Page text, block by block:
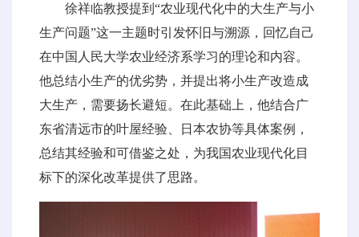
徐祥临教授提到“农业现代化中的大生产与小
生产问题”这一主题时引发怀旧与溯源，回忆自己
在中国人民大学农业经济系学习的理论和内容。
他总结小生产的优劣势，并提出将小生产改造成
大生产，需要扬长避短。在此基础上，他结合广
东省清远市的叶屋经验、日本农协等具体案例，
总结其经验和可借鉴之处，为我国农业现代化目
标下的深化改革提供了思路。